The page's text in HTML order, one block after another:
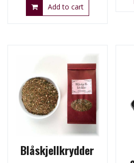
Add to cart
Blåskjellkrydder